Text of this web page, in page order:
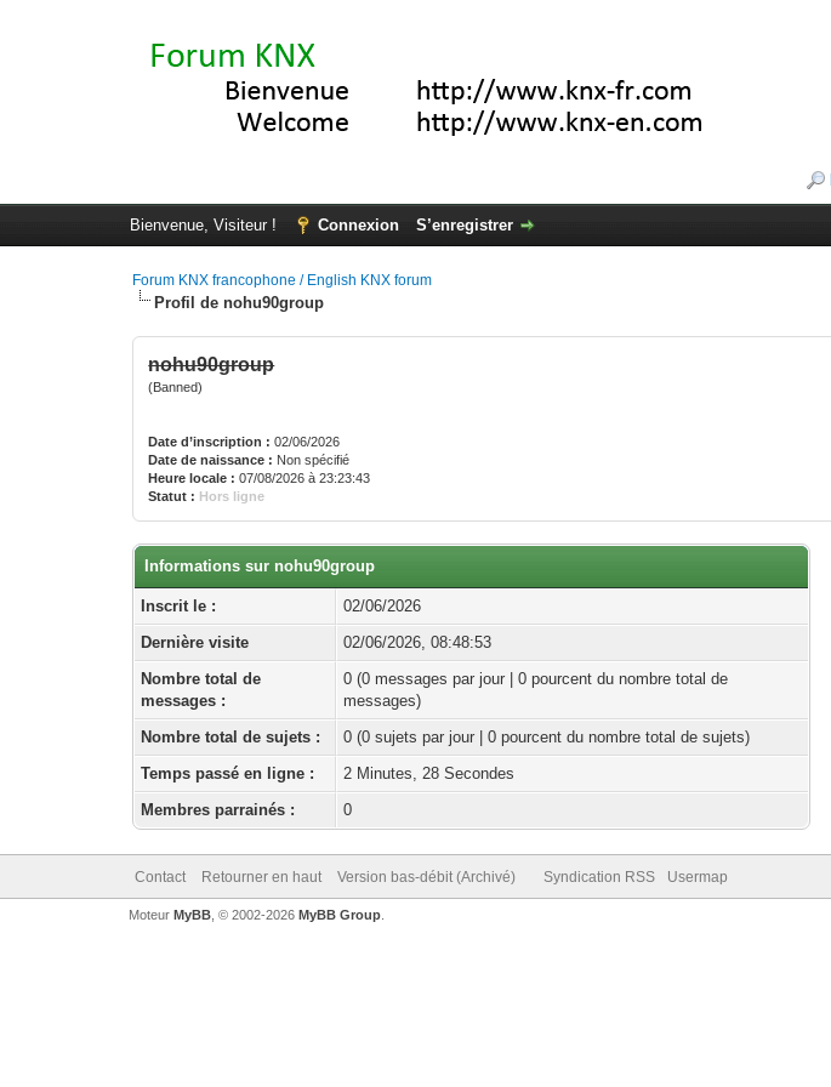
Bienvenue, Visiteur ! Connexion S’enregistrer
Forum KNX francophone / English KNX forum
Profil de nohu90group
nohu90group
(Banned)
Date d’inscription : 02/06/2026
Date de naissance : Non spécifié
Heure locale : 07/08/2026 à 23:23:43
Statut : Hors ligne
Informations sur nohu90group
Inscrit le :
02/06/2026
Dernière visite
02/06/2026, 08:48:53
Nombre total de
messages :
0 (0 messages par jour | 0 pourcent du nombre total de
messages)
Nombre total de sujets :
0 (0 sujets par jour | 0 pourcent du nombre total de sujets)
Temps passé en ligne :
2 Minutes, 28 Secondes
Membres parrainés :
0
Contact Retourner en haut Version bas-débit (Archivé) Syndication RSS Usermap
Moteur MyBB, © 2002-2026 MyBB Group.